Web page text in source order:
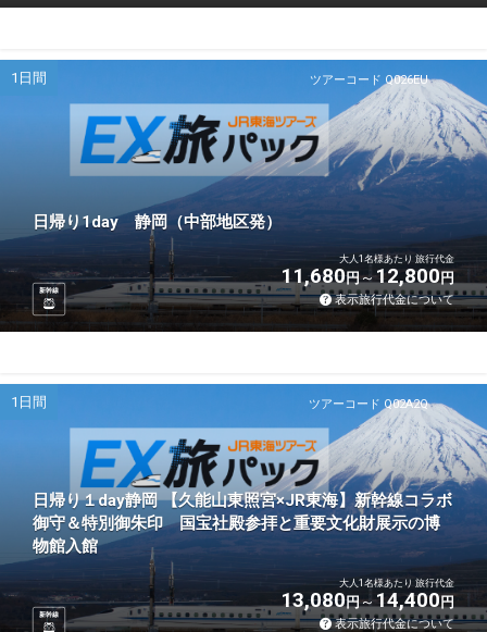
ツアーコード Q026EU
1日間
日帰り1day 静岡（中部地区発）
新幹線
大人1名様あたり 旅行代金
11,680円 12,800円
表示旅行代金について
ツアーコード Q02A2Q
1日間
日帰り１day静岡 【久能山東照宮×JR東海】新幹線コラボ
御守＆特別御朱印 国宝社殿参拝と重要文化財展示の博
物館入館
新幹線
大人1名様あたり 旅行代金
13,080円 14,400円
表示旅行代金について